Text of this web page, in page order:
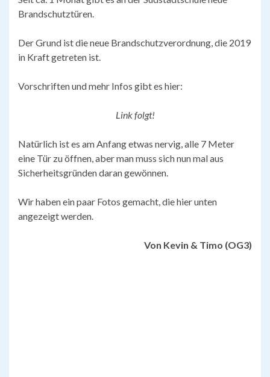
Brandschutztüren.
Der Grund ist die neue Brandschutzverordnung, die 2019
in Kraft getreten ist.
Vorschriften und mehr Infos gibt es hier:
Link folgt!
Natürlich ist es am Anfang etwas nervig, alle 7 Meter
eine Tür zu öffnen, aber man muss sich nun mal aus
Sicherheitsgründen daran gewönnen.
Wir haben ein paar Fotos gemacht, die hier unten
angezeigt werden.
Von Kevin & Timo (OG3)